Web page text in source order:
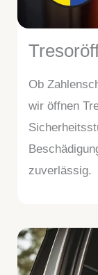
Ob
wir öffnen
zuverlässig.